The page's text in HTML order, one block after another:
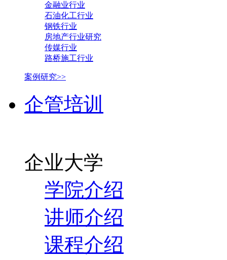
金融业行业
石油化工行业
钢铁行业
房地产行业研究
传媒行业
路桥施工行业
案例研究>>
企管培训
企业大学
学院介绍
讲师介绍
课程介绍